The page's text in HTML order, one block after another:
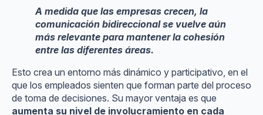
A medida que las empresas crecen, la
comunicación bidireccional se vuelve aún
más relevante para mantener la cohesión
entre las diferentes áreas.
Esto crea un entorno más dinámico y participativo, en el
que los empleados sienten que forman parte del proceso
de toma de decisiones. Su mayor ventaja es que
aumenta su nivel de involucramiento en cada